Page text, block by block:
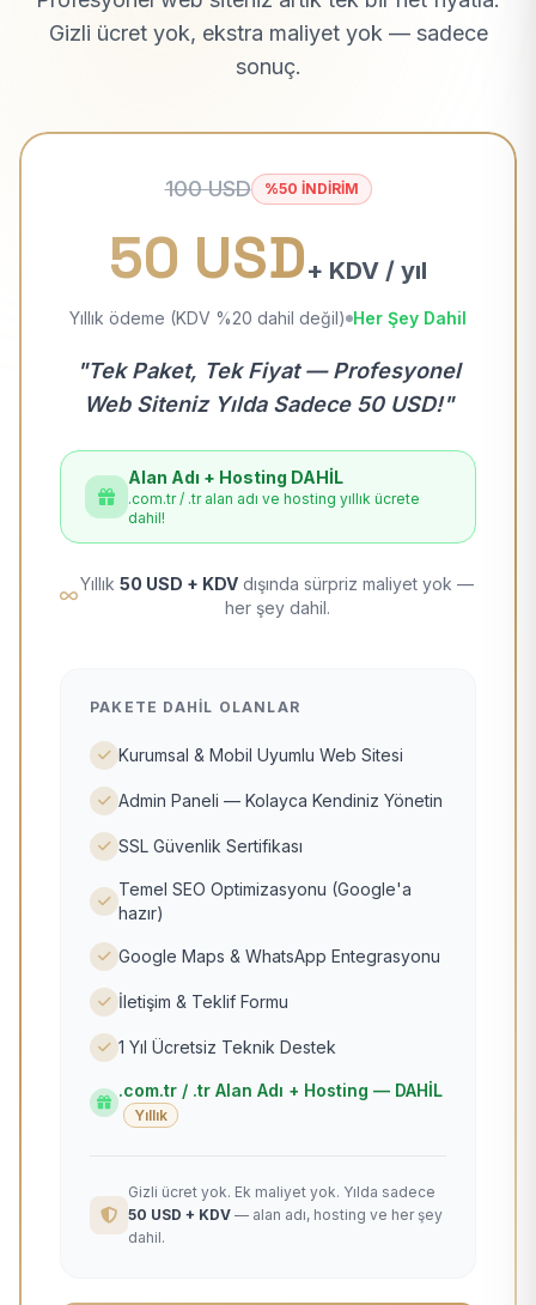
Gizli ücret yok, ekstra maliyet yok — sadece
sonuç.
100 USD %50 İNDİRİM
50 USD+ KDV / yıl
Yıllık ödeme (KDV %20 dahil değil) Her Şey Dahil
"Tek Paket, Tek Fiyat — Profesyonel
Web Siteniz Yılda Sadece 50 USD!"
Alan Adı + Hosting DAHİL
.com.tr / .tr alan adı ve hosting yıllık ücrete
dahil!
Yıllık 50 USD + KDV dışında sürpriz maliyet yok —
her şey dahil.
PAKETE DAHIL OLANLAR
Kurumsal & Mobil Uyumlu Web Sitesi
Admin Paneli — Kolayca Kendiniz Yönetin
SSL Güvenlik Sertifikası
Temel SEO Optimizasyonu (Google'a
hazır)
Google Maps & WhatsApp Entegrasyonu
İletişim & Teklif Formu
1 Yıl Ücretsiz Teknik Destek
.com.tr / .tr Alan Adı + Hosting — DAHİL
Yıllık
Gizli ücret yok. Ek maliyet yok. Yılda sadece
50 USD + KDV — alan adı, hosting ve her şey
dahil.